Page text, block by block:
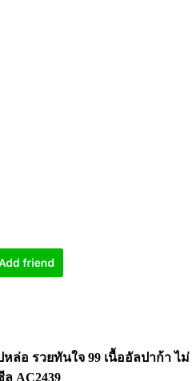
อ รวยทันใจ 99 เนื้ออัลปาก้า ไม่
ล AC2439